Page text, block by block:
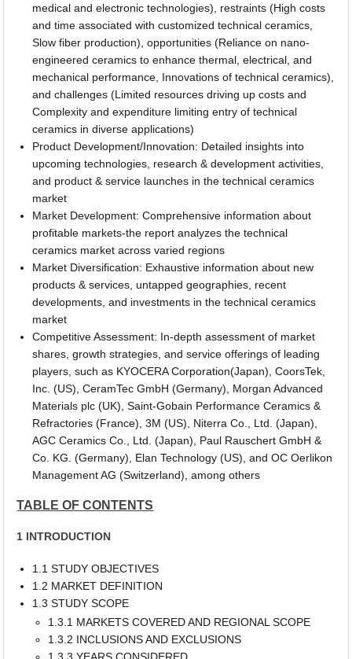
medical and electronic technologies), restraints (High costs
and time associated with customized technical ceramics,
Slow fiber production), opportunities (Reliance on nano-
engineered ceramics to enhance thermal, electrical, and
mechanical performance, Innovations of technical ceramics),
and challenges (Limited resources driving up costs and
Complexity and expenditure limiting entry of technical
ceramics in diverse applications)
Product Development/Innovation: Detailed insights into
upcoming technologies, research & development activities,
and product & service launches in the technical ceramics
market
Market Development: Comprehensive information about
profitable markets-the report analyzes the technical
ceramics market across varied regions
Market Diversification: Exhaustive information about new
products & services, untapped geographies, recent
developments, and investments in the technical ceramics
market
Competitive Assessment: In-depth assessment of market
shares, growth strategies, and service offerings of leading
players, such as KYOCERA Corporation(Japan), CoorsTek,
Inc. (US), CeramTec GmbH (Germany), Morgan Advanced
Materials plc (UK), Saint-Gobain Performance Ceramics &
Refractories (France), 3M (US), Niterra Co., Ltd. (Japan),
AGC Ceramics Co., Ltd. (Japan), Paul Rauschert GmbH &
Co. KG. (Germany), Elan Technology (US), and OC Oerlikon
Management AG (Switzerland), among others
TABLE OF CONTENTS
1 INTRODUCTION
1.1 STUDY OBJECTIVES
1.2 MARKET DEFINITION
1.3 STUDY SCOPE
1.3.1 MARKETS COVERED AND REGIONAL SCOPE
1.3.2 INCLUSIONS AND EXCLUSIONS